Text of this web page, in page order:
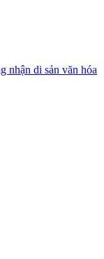
nhận di sản văn hóa